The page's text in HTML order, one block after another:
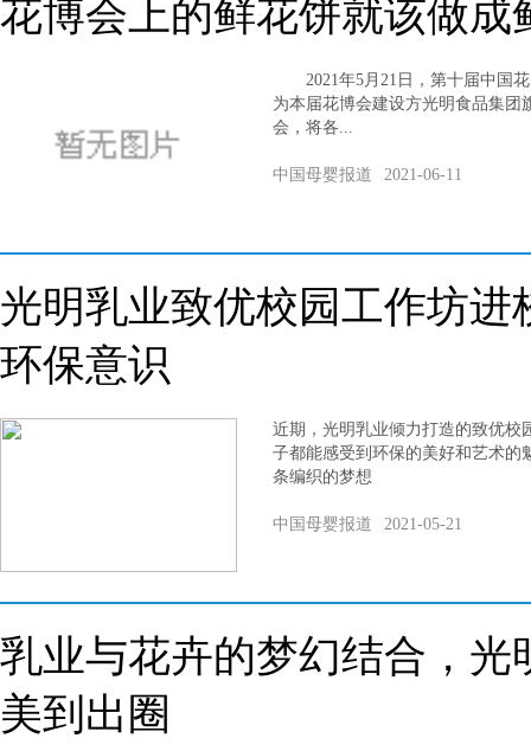
花博会上的鲜花饼就该做成
2021年5月21日，第十届中国花
为本届花博会建设方光明食品集团
会，将各...
中国母婴报道 2021-06-11
光明乳业致优校园工作坊进
环保意识
近期，光明乳业倾力打造的致优校
子都能感受到环保的美好和艺术的
条编织的梦想
中国母婴报道 2021-05-21
乳业与花卉的梦幻结合，光
美到出圈